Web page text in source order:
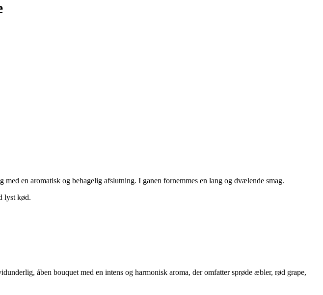
en aromatisk og behagelig afslutning. I ganen fornemmes en lang og dvælende smag.
lyst kød.
åben bouquet med en intens og harmonisk aroma, der omfatter sprøde æbler, rød grape,